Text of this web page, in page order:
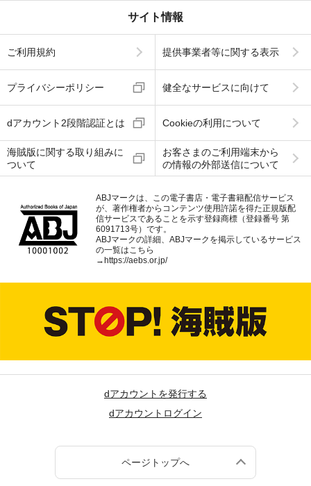
サイト情報
ご利用規約 提供事業者等に関する表示
プライバシーポリシー 健全なサービスに向けて
dアカウント2段階認証とは Cookieの利用について
海賊版に関する取り組みに
ついて
お客さまのご利用端末から
の情報の外部送信について
ABJマークは、この電子書店・電子書籍配信サービス
が、著作権者からコンテンツ使用許諾を得た正規版配
信サービスであることを示す登録商標（登録番号 第
6091713号）です。
ABJマークの詳細、ABJマークを掲示しているサービス
の一覧はこちら
→ https://aebs.or.jp/
dアカウントを発行する
dアカウントログイン
ページトップへ